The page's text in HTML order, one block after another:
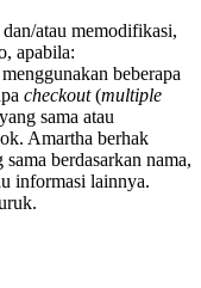
atau memodifikasi,
apabila:
beberapa
checkout(multiple
sama atau
Amartha berhak
berdasarkan nama,
informasi lainnya.